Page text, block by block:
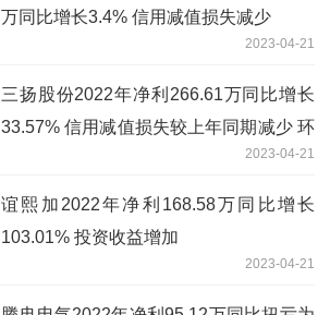
万同比增长3.4% 信用减值损失减少
2023-04-21
三扬股份2022年净利266.61万同比增长
33.57% 信用减值损失较上年同期减少 环
2023-04-21
谊熙加2022年净利168.58万同比增长
103.01% 投资收益增加
2023-04-21